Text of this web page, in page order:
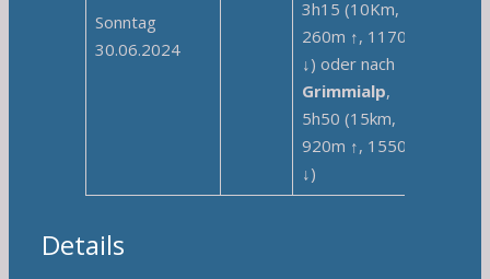
Sonntag
30.06.2024
3h15 (10Km,
260m ↑, 1170m
↓) oder nach
Grimmialp,
5h50 (15km,
920m ↑, 1550m
↓)
Details